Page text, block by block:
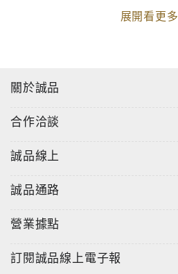
Design Collection高級筆系列。
展開看更多
關於誠品
合作洽談
誠品線上
誠品通路
營業據點
訂閱誠品線上電子報